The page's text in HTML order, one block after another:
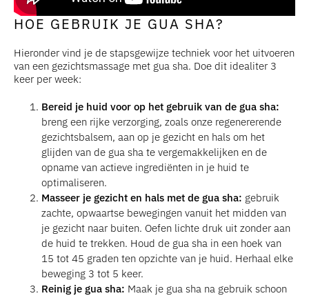
HOE GEBRUIK JE GUA SHA?
Hieronder vind je de stapsgewijze techniek voor het uitvoeren
van een gezichtsmassage met gua sha. Doe dit idealiter 3
keer per week:
Bereid je huid voor op het gebruik van de gua sha:
breng een rijke verzorging, zoals onze regenererende
gezichtsbalsem, aan op je gezicht en hals om het
glijden van de gua sha te vergemakkelijken en de
opname van actieve ingrediënten in je huid te
optimaliseren.
Masseer je gezicht en hals met de gua sha: gebruik
zachte, opwaartse bewegingen vanuit het midden van
je gezicht naar buiten. Oefen lichte druk uit zonder aan
de huid te trekken. Houd de gua sha in een hoek van
15 tot 45 graden ten opzichte van je huid. Herhaal elke
beweging 3 tot 5 keer.
Reinig je gua sha: Maak je gua sha na gebruik schoon